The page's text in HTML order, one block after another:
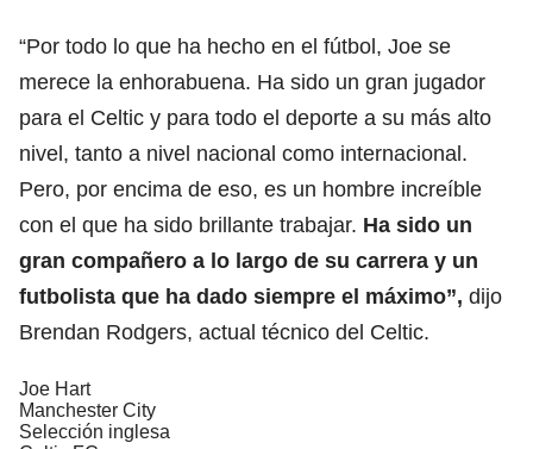
“Por todo lo que ha hecho en el fútbol, Joe se
merece la enhorabuena. Ha sido un gran jugador
para el Celtic y para todo el deporte a su más alto
nivel, tanto a nivel nacional como internacional.
Pero, por encima de eso, es un hombre increíble
con el que ha sido brillante trabajar. Ha sido un
gran compañero a lo largo de su carrera y un
futbolista que ha dado siempre el máximo”, dijo
Brendan Rodgers, actual técnico del Celtic.
Joe Hart
Manchester City
Selección inglesa